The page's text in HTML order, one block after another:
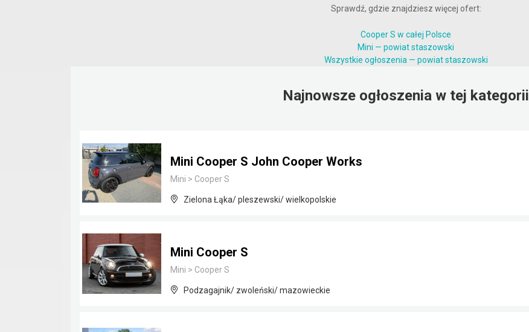
Sprawdź, gdzie znajdziesz więcej ofert:
Cooper S w całej Polsce
Mini — powiat staszowski
Wszystkie ogłoszenia — powiat staszowski
Najnowsze ogłoszenia w tej kategorii
Mini Cooper S John Cooper Works
Mini > Cooper S
Zielona Łąka/ pleszewski/ wielkopolskie
Mini Cooper S
Mini > Cooper S
Podzagajnik/ zwoleński/ mazowieckie